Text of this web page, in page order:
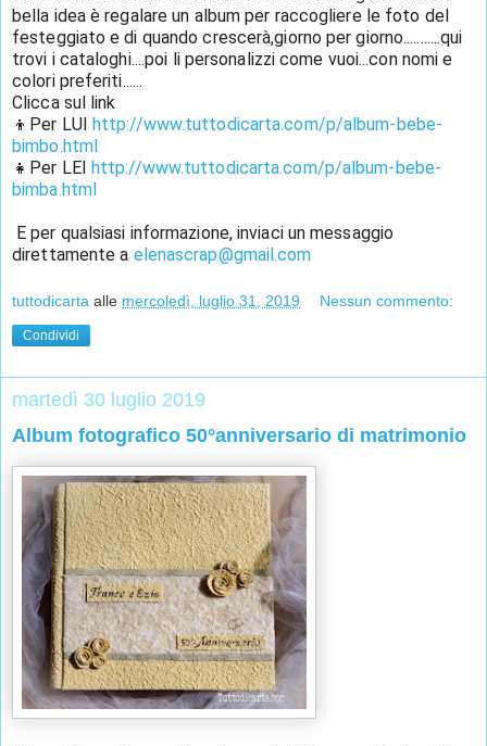
bella idea è regalare un album per raccogliere le foto del
festeggiato e di quando crescerà,giorno per giorno...........qui
trovi i cataloghi....poi li personalizzi come vuoi...con nomi e
colori preferiti......
Clicca sul link
👦Per LUI http://www.tuttodicarta.com/p/album-bebe-
bimbo.html
👧Per LEI http://www.tuttodicarta.com/p/album-bebe-
bimba.html
E per qualsiasi informazione, inviaci un messaggio
direttamente a elenascrap@gmail.com
tuttodicarta alle mercoledì, luglio 31, 2019 Nessun commento:
Condividi
martedì 30 luglio 2019
Album fotografico 50°anniversario di matrimonio